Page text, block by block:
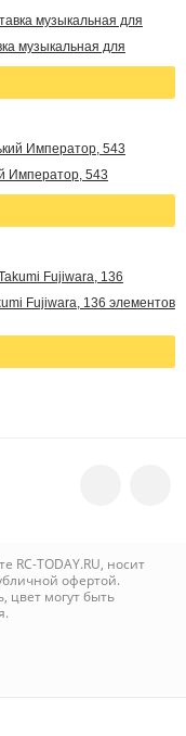
музыкальная для
Император, 543
Fujiwara, 136 элементов
TODAY.RU, носит
офертой.
цвет могут быть